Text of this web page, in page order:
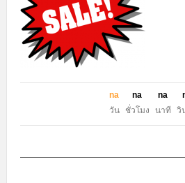
na
วัน
na
ชั่วโมง
na
นาที
วิ